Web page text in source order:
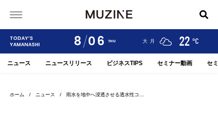
TODAY’S
YAMANASHI
8 06 THU
甲府 河口湖 大月 22 °C
ニュース ニュースリリース ビジネスTIPS セミナー動画 セ
ホーム / ニュース / 雨水を地中へ浸透させる透水性コ…